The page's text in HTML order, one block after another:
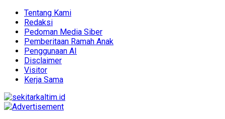
Tentang Kami
Redaksi
Pedoman Media Siber
Pemberitaan Ramah Anak
Penggunaan AI
Disclaimer
Visitor
Kerja Sama